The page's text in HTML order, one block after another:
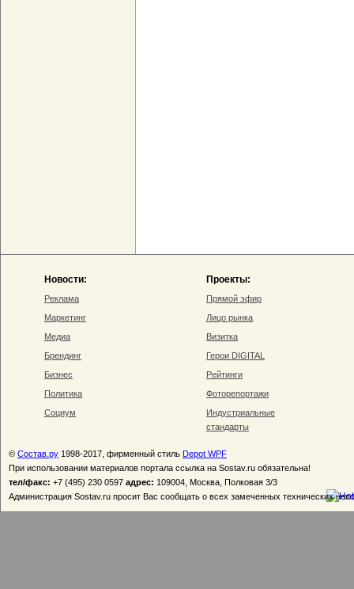
Новости:
Реклама
Маркетинг
Медиа
Брендинг
Бизнес
Политика
Социум
Проекты:
Прямой эфир
Лицо рынка
Визитка
Герои DIGITAL
Рейтинги
Фоторепортажи
Индустриальные
стандарты
© Состав.ру 1998-2017, фирменный стиль Depot WPF
При использовании материалов портала ссылка на Sostav.ru обязательна!
тел/факс: +7 (495) 230 0597 адрес: 109004, Москва, Полковая 3/3
Администрация Sostav.ru просит Вас сообщать о всех замеченных технических